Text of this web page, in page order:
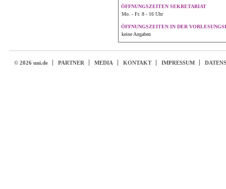
ÖFFNUNGSZEITEN SEKRETARIAT
Mo. - Fr. 8 - 16 Uhr
ÖFFNUNGSZEITEN IN DER
keine Angaben
© 2026 uni.de PARTNER MEDIA KONTAKT IMPRESSUM